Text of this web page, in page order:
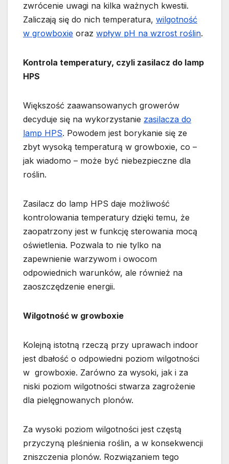
zwrócenie uwagi na kilka ważnych kwestii.
Zaliczają się do nich temperatura, wilgotność
w growboxie oraz wpływ pH na wzrost roślin.
Kontrola temperatury, czyli zasilacz do lamp
HPS
Większość zaawansowanych growerów
decyduje się na wykorzystanie zasilacza do
lamp HPS. Powodem jest borykanie się ze
zbyt wysoką temperaturą w growboxie, co –
jak wiadomo – może być niebezpieczne dla
roślin.
Zasilacz do lamp HPS daje możliwość
kontrolowania temperatury dzięki temu, że
zaopatrzony jest w funkcję sterowania mocą
oświetlenia. Pozwala to nie tylko na
zapewnienie warzywom i owocom
odpowiednich warunków, ale również na
zaoszczędzenie energii.
Wilgotność w growboxie
Kolejną istotną rzeczą przy uprawach indoor
jest dbałość o odpowiedni poziom wilgotności
w growboxie. Zarówno za wysoki, jak i za
niski poziom wilgotności stwarza zagrożenie
dla pielęgnowanych plonów.
Za wysoki poziom wilgotności jest częstą
przyczyną pleśnienia roślin, a w konsekwencji
zniszczenia plonów. Rozwiązaniem tego